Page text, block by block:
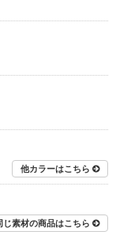
他カラーはこちら
じ素材の商品はこちら